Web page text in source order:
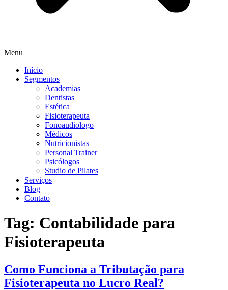
Menu
Início
Segmentos
Academias
Dentistas
Estética
Fisioterapeuta
Fonoaudiologo
Médicos
Nutricionistas
Personal Trainer
Psicólogos
Studio de Pilates
Serviços
Blog
Contato
Tag: Contabilidade para
Fisioterapeuta
Como Funciona a Tributação para
Fisioterapeuta no Lucro Real?